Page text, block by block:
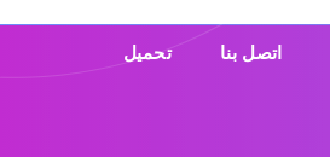
اتصل بنا تحميل